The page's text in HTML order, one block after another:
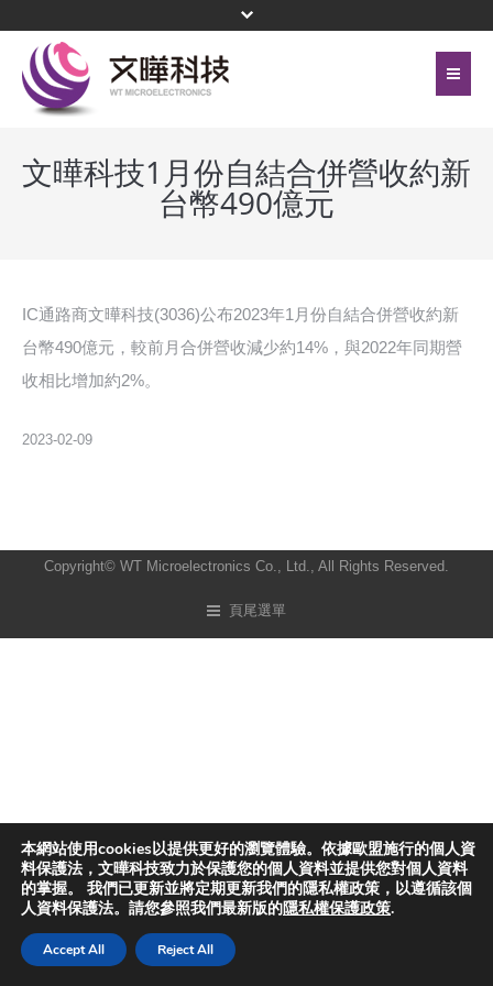
代理產品線
公司治理
聯絡我們
隱私權保護政策
頁尾選單
文曄科技1月份自結合併營收約新
台幣490億元
IC通路商文曄科技(3036)公布2023年1月份自結合併營收約新
台幣490億元，較前月合併營收減少約14%，與2022年同期營
收相比增加約2%。
2023-02-09
Copyright© WT Microelectronics Co., Ltd., All Rights Reserved.
頁尾選單
本網站使用cookies以提供更好的瀏覽體驗。依據歐盟施行的個人資
料保護法，文曄科技致力於保護您的個人資料並提供您對個人資料
的掌握。 我們已更新並將定期更新我們的隱私權政策，以遵循該個
人資料保護法。請您參照我們最新版的隱私權保護政策.
Accept All Reject All